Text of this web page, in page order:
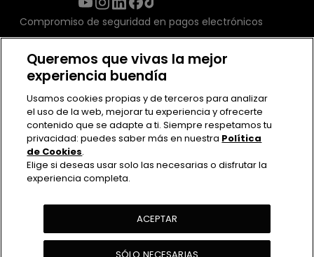
Compromiso de seguridad en pagos electrónicos
Contacto
Queremos que vivas la mejor
experiencia buendía
Usamos cookies propias y de terceros para analizar
el uso de la web, mejorar tu experiencia y ofrecerte
contenido que se adapte a ti. Siempre respetamos tu
privacidad: puedes saber más en nuestra Política
de Cookies.
Elige si deseas usar solo las necesarias o disfrutar la
experiencia completa.
ACEPTAR